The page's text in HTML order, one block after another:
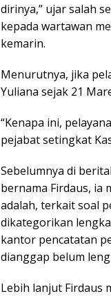
dirinya,” ujar salah
kepada wartawan
kemarin.
Menurutnya, jika
Yuliana sejak 21
“Kenapa ini,
pejabat setingkat
Sebelumnya di
bernama Firdaus, ia
adalah, terkait soal
dikategorikan
kantor pencatatan
dianggap belum
Lebih lanjut Firdaus